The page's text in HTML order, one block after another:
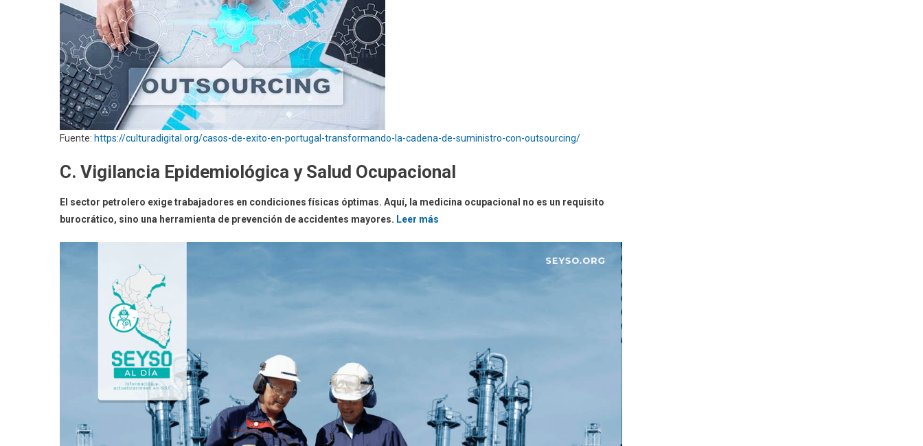
Fuente: https://culturadigital.org/casos-de-exito-en-portugal-transformando-la-cadena-de-suministro-con-outsourcing/
C. Vigilancia Epidemiológica y Salud Ocupacional
El sector petrolero exige trabajadores en condiciones físicas óptimas. Aquí, la medicina ocupacional no es un requisito
burocrático, sino una herramienta de prevención de accidentes mayores. Leer más